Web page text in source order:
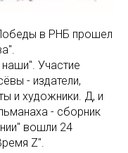
в РНБ прошел
Участие
- издатели,
и художники. Д, и
- сборник
вошли 24
Z".